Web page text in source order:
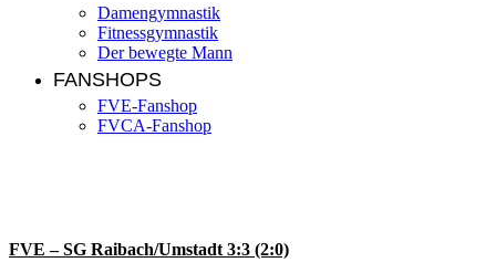
Damengymnastik
Fitnessgymnastik
Der bewegte Mann
FANSHOPS
FVE-Fanshop
FVCA-Fanshop
FVE – SG Raibach/Umstadt 3:3 (2:0)